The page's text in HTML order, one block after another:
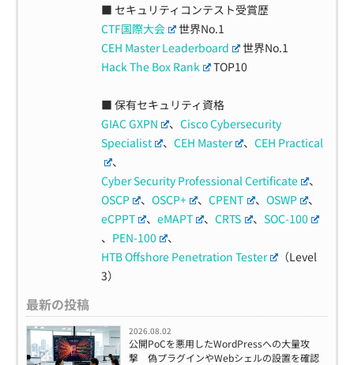
■ セキュリティコンテスト受賞歴
CTF国際大会
世界No.1
CEH Master Leaderboard
世界No.1
Hack The Box Rank
TOP10
■ 保有セキュリティ資格
GIAC GXPN
、Cisco Cybersecurity
Specialist
、CEH Master 、CEH Practical
、
Cyber Security Professional Certificate
、
OSCP
、OSCP+ 、CPENT 、 OSWP
、
eCPPT
、eMAPT 、CRTS 、 SOC-100
、 PEN-100
、
HTB Offshore Penetration Tester
（Level
3）
最新の投稿
2026.08.02
公開PoCを悪用したWordPressへの大量攻
撃 偽プラグインやWebシェルの設置を確認